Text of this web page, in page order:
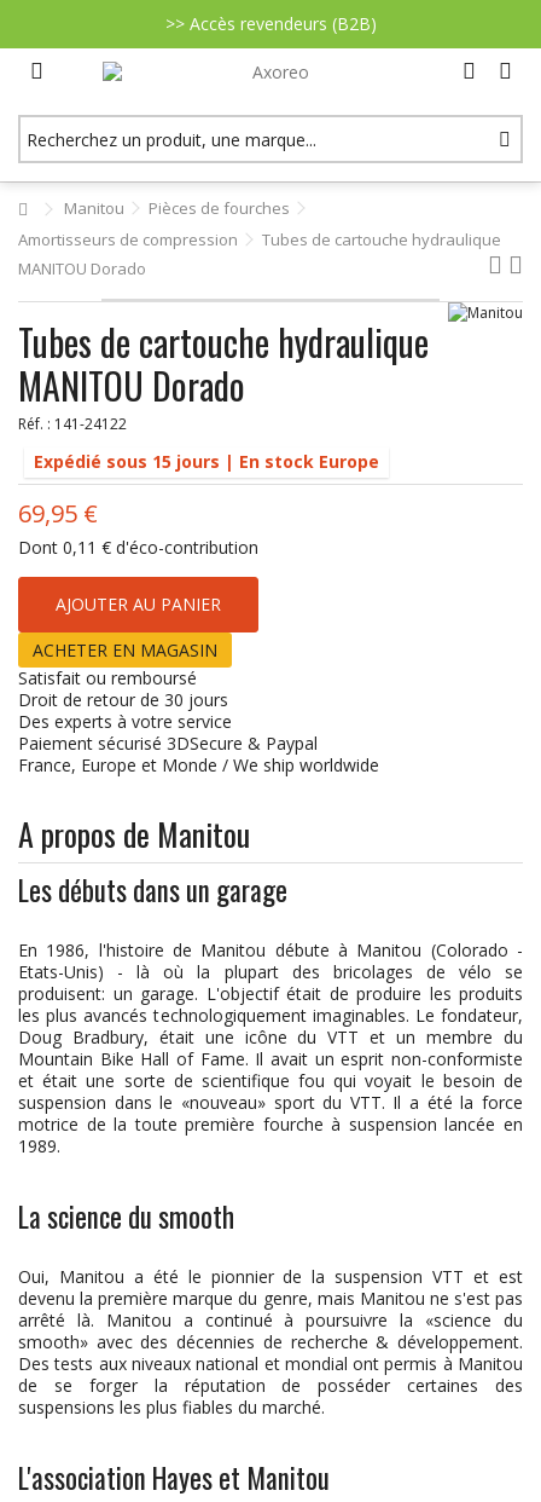
>> Accès revendeurs (B2B)
Manitou
Pièces de fourches
Amortisseurs de compression
Tubes de cartouche hydraulique
MANITOU Dorado
Tubes de cartouche hydraulique
MANITOU Dorado
Réf. : 141-24122
Expédié sous 15 jours | En stock Europe
69,95 €
Dont 0,11 € d'éco-contribution
AJOUTER AU PANIER
ACHETER EN MAGASIN
Satisfait ou remboursé
Droit de retour de 30 jours
Des experts à votre service
Paiement sécurisé 3DSecure & Paypal
France, Europe et Monde / We ship worldwide
A propos de Manitou
Les débuts dans un garage
En 1986, l'histoire de Manitou débute à Manitou (Colorado -
Etats-Unis) - là où la plupart des bricolages de vélo se
produisent: un garage. L'objectif était de produire les produits
les plus avancés technologiquement imaginables. Le fondateur,
Doug Bradbury, était une icône du VTT et un membre du
Mountain Bike Hall of Fame. Il avait un esprit non-conformiste
et était une sorte de scientifique fou qui voyait le besoin de
suspension dans le «nouveau» sport du VTT. Il a été la force
motrice de la toute première fourche à suspension lancée en
1989.
La science du smooth
Oui, Manitou a été le pionnier de la suspension VTT et est
devenu la première marque du genre, mais Manitou ne s'est pas
arrêté là. Manitou a continué à poursuivre la «science du
smooth» avec des décennies de recherche & développement.
Des tests aux niveaux national et mondial ont permis à Manitou
de se forger la réputation de posséder certaines des
suspensions les plus fiables du marché.
L'association Hayes et Manitou